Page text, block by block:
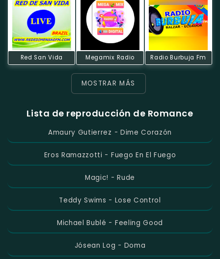
Red San Vida Megamix Radio Radio Burbuja Fm
MOSTRAR MÁS
Lista de reproducción de Romance
Amaury Gutierrez - Dime Corazón
Eros Ramazzotti - Fuego En El Fuego
Magic! - Rude
Teddy Swims - Lose Control
Michael Bublé - Feeling Good
Jósean Log - Doma